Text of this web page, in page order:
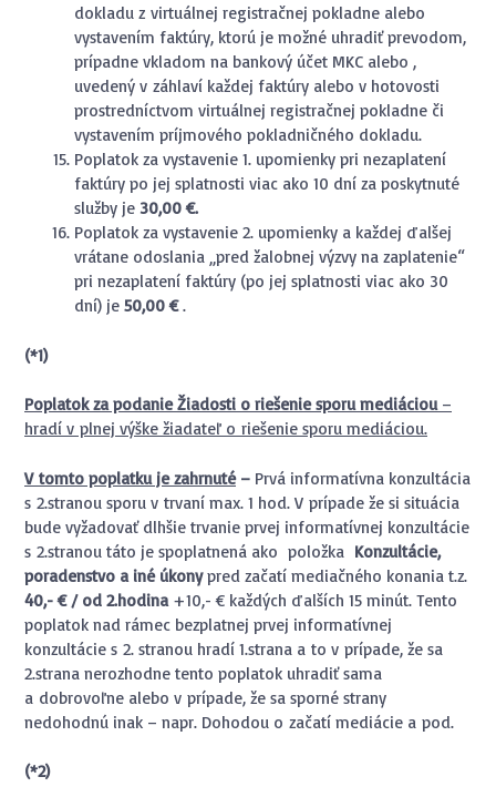
dokladu z virtuálnej registračnej pokladne alebo
vystavením faktúry, ktorú je možné uhradiť prevodom,
prípadne vkladom na bankový účet MKC alebo ,
uvedený v záhlaví každej faktúry alebo v hotovosti
prostredníctvom virtuálnej registračnej pokladne či
vystavením príjmového pokladničného dokladu.
Poplatok za vystavenie 1. upomienky pri nezaplatení
faktúry po jej splatnosti viac ako 10 dní za poskytnuté
služby je 30,00€.
Poplatok za vystavenie 2. upomienky a každej ďalšej
vrátane odoslania „pred žalobnej výzvy na zaplatenie“
pri nezaplatení faktúry (po jej splatnosti viac ako 30
dní) je 50,00€.
(*1)
Poplatok za podanie Žiadosti o riešenie sporu mediáciou–
hradí v plnej výške žiadateľ o riešenie sporu mediáciou.
V tomto poplatku je zahrnuté– Prvá informatívna konzultácia
s 2.stranou sporu v trvaní max. 1 hod. V prípade že si situácia
bude vyžadovať dlhšie trvanie prvej informatívnej konzultácie
s 2.stranou táto je spoplatnená ako položka Konzultácie,
poradenstvo a iné úkonypred začatí mediačného konania t.z.
40,- € / od 2.hodina +10,- € každých ďalších 15 minút. Tento
poplatok nad rámec bezplatnej prvej informatívnej
konzultácie s 2. stranou hradí 1.strana a to v prípade, že sa
2.strana nerozhodne tento poplatok uhradiť sama
a dobrovoľne alebo v prípade, že sa sporné strany
nedohodnú inak – napr. Dohodou o začatí mediácie a pod.
(*2)